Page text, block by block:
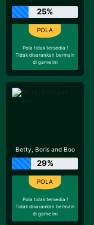
25%
Pola tidak tersedia !
Tidak disarankan bermain
di game ini
Betty, Boris and Boo
29%
Pola tidak tersedia !
Tidak disarankan bermain
di game ini